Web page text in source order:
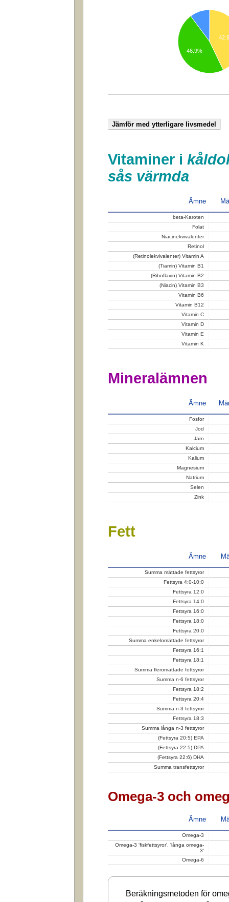
46.9%
Vitaminer i
sås värmda
Ämne
beta-Karoten
Folat
Niacinekvivalenter
Retinol
(Retinolekvivalenter) Vitamin A
(Tiamin) Vitamin B1
(Riboflavin) Vitamin B2
(Niacin) Vitamin B3
Vitamin B6
Vitamin B12
Vitamin C
Vitamin D
Vitamin E
Vitamin K
Mineralämnen
Ämne
Fosfor
Jod
Järn
Kalcium
Kalium
Magnesium
Natrium
Selen
Zink
Fett
Ämne
Summa mättade fettsyror
Fettsyra 4:0-10:0
Fettsyra 12:0
Fettsyra 14:0
Fettsyra 16:0
Fettsyra 18:0
Fettsyra 20:0
Summa enkelomättade fettsyror
Fettsyra 16:1
Fettsyra 18:1
Summa fleromättade fettsyror
Summa n-6 fettsyror
Fettsyra 18:2
Fettsyra 20:4
Summa n-3 fettsyror
Fettsyra 18:3
Summa långa n-3 fettsyror
(Fettsyra 20:5) EPA
(Fettsyra 22:5) DPA
(Fettsyra 22:6) DHA
Summa transfettsyror
Omega-3 och
Ämne
Omega-3
Omega-3 'fiskfettsyror', 'långa omega-
3'
Omega-6
Beräkningsmetoden för